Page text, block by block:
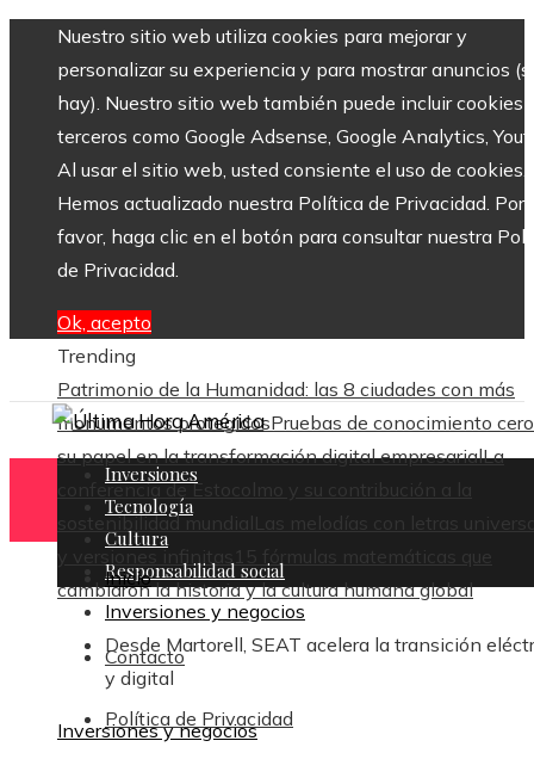
Nuestro sitio web utiliza cookies para mejorar y
personalizar su experiencia y para mostrar anuncios
hay). Nuestro sitio web también puede incluir cookies
terceros como Google Adsense, Google Analytics,
Al usar el sitio web, usted consiente el uso de cookies.
Hemos actualizado nuestra Política de Privacidad. Por
favor, haga clic en el botón para consultar nuestra
de Privacidad.
Ok, acepto
Trending
Patrimonio de la Humanidad: las 8 ciudades con más
monumentos protegidosPruebas de conocimiento
su papel en la transformación digital empresarialLa
conferencia de Estocolmo y su contribución a la
sostenibilidad mundial
Las melodías con letras
y versiones infinitas
15 fórmulas matemáticas que
cambiaron la historia y la cultura humana global
Contacto
Política de Privacidad
Inversiones
Tecnología
Cultura
Responsabilidad social
Inicio
Inversiones y negocios
Desde Martorell, SEAT acelera la transición
y digital
Inversiones y negocios